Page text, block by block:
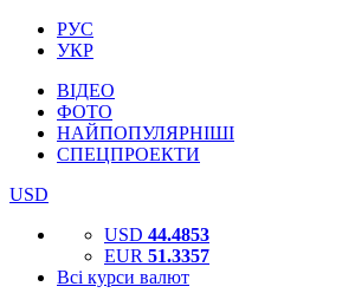
РУС
УКР
ВІДЕО
ФОТО
НАЙПОПУЛЯРНІШІ
СПЕЦПРОЕКТИ
USD
USD 44.4853
EUR 51.3357
Всі курси валют